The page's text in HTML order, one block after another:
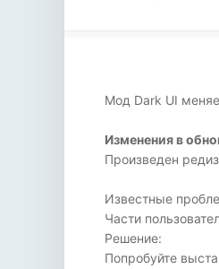
Мод Dark UI
Изменения в
Произведен
Известные
Части
Решение:
Попробуйте